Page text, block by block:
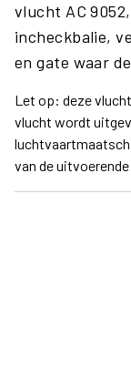
vlucht AC
incheckbalie,
en gate waar
Let op: deze
vlucht wordt
van de